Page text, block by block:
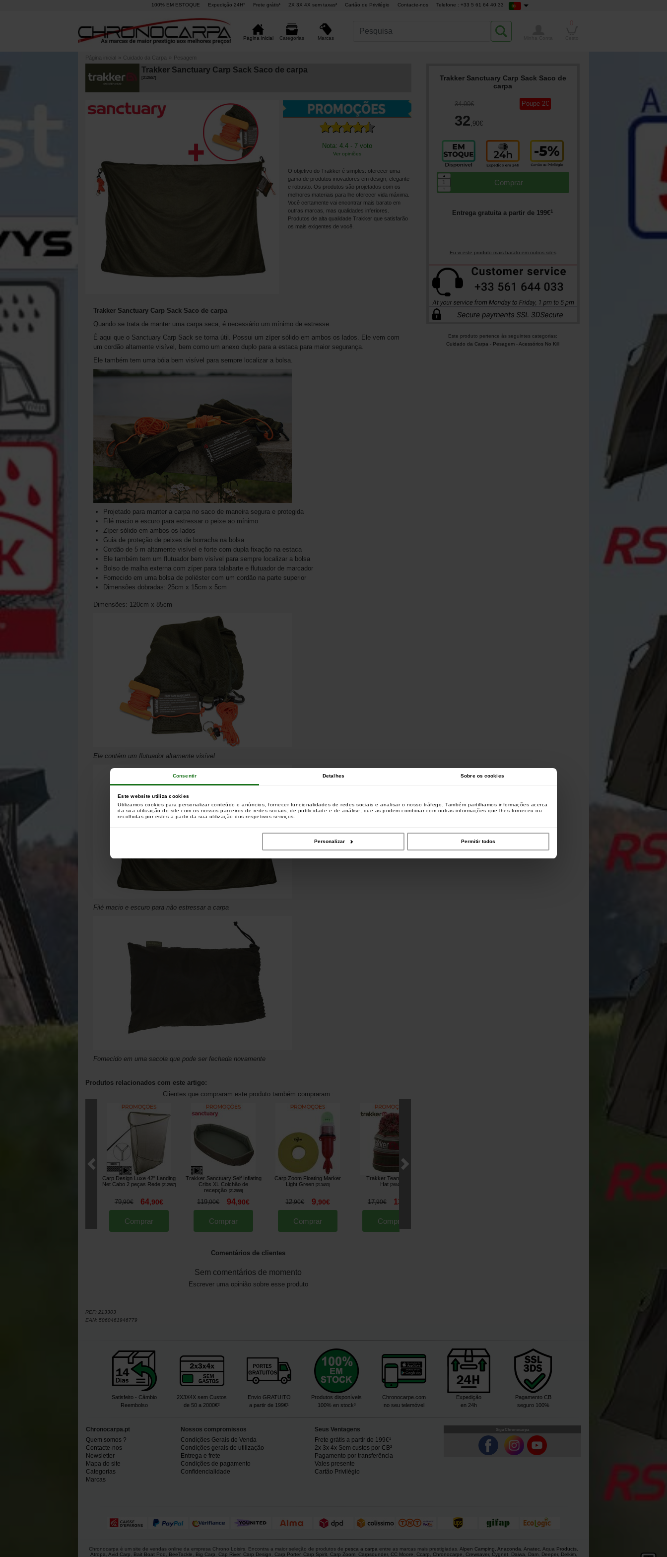
Consentir Detalhes Sobre os cookies
Este website utiliza cookies
Utilizamos cookies para personalizar conteúdo e anúncios, fornecer funcionalidades de redes sociais e analisar o nosso tráfego. Também partilhamos informações acerca
da sua utilização do site com os nossos parceiros de redes sociais, de publicidade e de análise, que as podem combinar com outras informações que lhes forneceu ou
recolhidas por estes a partir da sua utilização dos respetivos serviços.
Personalizar Permitir todos
100% EM ESTOQUE Expedição 24H° Frete grátis¹ 2X 3X 4X sem taxas² Cartão de Privilégio Contacte-nos Telefone : +33 5 61 64 40 33
Página inicial Categorias Marcas
Página inicial » Cuidado da Carpa » Pesagem
Trakker Sanctuary Carp Sack Saco de carpa
212657]
Nota: 4.4 - 7 voto
Ver opiniões
O objetivo do Trakker é simples: oferecer uma
gama de produtos inovadores em design, elegante
e robusto. Os produtos são projetados com os
melhores materiais para lhe oferecer vida máxima.
Você certamente vai encontrar mais barato em
outras marcas, mas qualidades inferiores.
Produtos de alta qualidade Trakker que satisfarão
os mais exigentes de você.
Trakker Sanctuary Carp Sack Saco de
carpa
34,90€
32,90€
Poupe 2€
Comprar
▲
Entrega gratuita a partir de 199€1
Eu vi este produto mais barato em outros sites
Este produto pertence às seguintes categorias:
Cuidado da Carpa - Pesagem -Acessórios No Kill
Trakker Sanctuary Carp Sack Saco de carpa
Quando se trata de manter uma carpa seca, é necessário um mínimo de estresse.
É aqui que o Sanctuary Carp Sack se torna útil. Possui um zíper sólido em ambos os lados. Ele vem com
um cordão altamente visível, bem como um anexo duplo para a estaca para maior segurança.
Ele também tem uma bóia bem visível para sempre localizar a bolsa.
Projetado para manter a carpa no saco de maneira segura e protegida
Filé macio e escuro para estressar o peixe ao mínimo
Zíper sólido em ambos os lados
Guia de proteção de peixes de borracha na bolsa
Cordão de 5 m altamente visível e forte com dupla fixação na estaca
Ele também tem um flutuador bem visível para sempre localizar a bolsa
Bolso de malha externa com zíper para talabarte e flutuador de marcador
Fornecido em uma bolsa de poliéster com um cordão na parte superior
Dimensões dobradas: 25cm x 15cm x 5cm
Dimensões: 120cm x 85cm
Ele contém um flutuador altamente visível
Filé macio e escuro para não estressar a carpa
Fornecido em uma sacola que pode ser fechada novamente
Produtos relacionados com este artigo:
Clientes que compraram este produto também compraram :
Carp Design Luxe 42" Landing
Net Cabo 2 peças Rede [212557]
79,90€ 64,90€
Comprar
Trakker Sanctuary Self Inflating
Cribs XL Colchão de
recepção
212658]
119,00€ 94,90€
Comprar
Carp Zoom Floating Marker
Light Green [213483]
12,90€ 9,90€
Comprar
Trakker Team Bobble
Hat [268458
17,90€ 13
Comprar
Comentários de clientes
Sem comentários de momento
Escrever uma opinião sobre esse produto
REF: 213303
EAN: 5060461946779
Satisfeito - Câmbio
Reembolso
2X3X4X sem Custos
de 50 a 2000€²
Envio GRATUITO
a partir de 199€¹
Produtos disponíveis
100% en stock³
Chronocarpe.com
no seu telemóvel
Expedição
en 24h
Pagamento CB
seguro 100%
Chronocarpa.pt
Quem somos ?
Contacte-nos
Newsletter
Mapa do site
Categorias
Marcas
Nossos compromissos
Condições Gerais de Venda
Condições gerais de utilização
Entrega e frete
Condições de pagamento
Confidencialidade
Seus Ventagens
Frete grátis a partir de 199€¹
2x 3x 4x Sem custos por CB²
Pagamento por transferência
Vales presente
Cartão Privilégio
Siga Chronocarpa
Chronocarpa é um site de vendas online da empresa Chrono Loisirs. Encontra a maior seleção de produtos de pesca a carpa entre as marcas mais prestigiadas. Alpen Camping Anaconda Anatec Aqua Products
Atropa Avid Carp Bait Boat Pod BeeTackle Big Carp Cap River, Carp Design Carp Porter, Carp Spirit, Carp Zoom, Carpsounder, CC Moore Ccarp Chronocarpe Crewsaver, Cygnet, Daiwa Dam, Deeper, Delkim,